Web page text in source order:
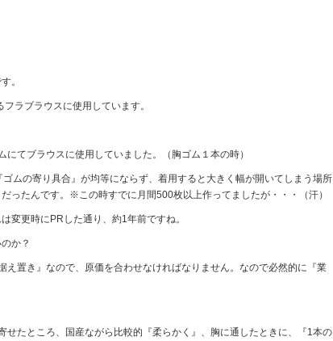
。
フラブラウス に使用しています。
てブラウスに使用していました。（胸ゴム１本の時）
ムの寄り具合』が均等にならず、着用すると大きく幅が開いてしまう場所
ったんです。※この時すでに月間500枚以上作ってましたが・・・（汗）
変更時にPRした通り、約1年前ですね。
か？
置き』なので、原価を合わせなければなりません。なので必然的に『業
せたところ、国産ながら比較的『柔らかく』、胸に通したときに、『1本の